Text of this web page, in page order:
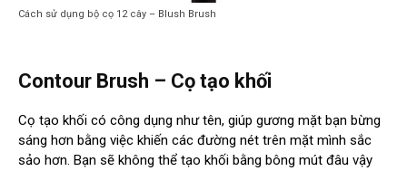
Cách sử dụng bộ cọ 12 cây – Blush Brush
Contour Brush – Cọ tạo khối
Cọ tạo khối có công dụng như tên, giúp gương mặt bạn bừng
sáng hơn bằng việc khiến các đường nét trên mặt mình sắc
sảo hơn. Bạn sẽ không thể tạo khối bằng bông mút đâu vậy